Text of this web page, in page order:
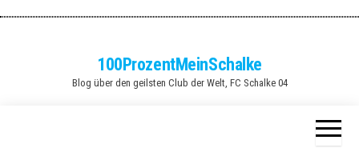
100ProzentMeinSchalke
Blog über den geilsten Club der Welt, FC Schalke 04